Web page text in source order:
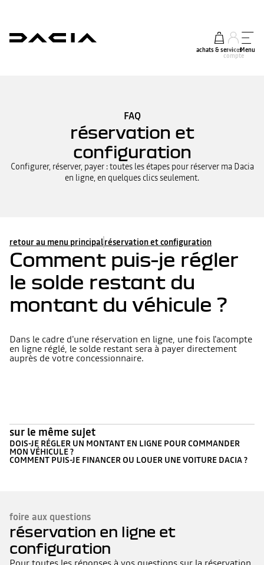
achats & services
mon
compte
Menu
FAQ
réservation et
configuration
Configurer, réserver, payer : toutes les étapes pour réserver ma Dacia
en ligne, en quelques clics seulement.
retour au menu principalréservation et configuration
Comment puis-je régler
le solde restant du
montant du véhicule ?
Dans le cadre d'une réservation en ligne, une fois l'acompte
en ligne réglé, le solde restant sera à payer directement
auprès de votre concessionnaire.
sur le même sujet
DOIS-JE RÉGLER UN MONTANT EN LIGNE POUR COMMANDER
MON VÉHICULE ?
COMMENT PUIS-JE FINANCER OU LOUER UNE VOITURE DACIA ?
foire aux questions
réservation en ligne et
configuration